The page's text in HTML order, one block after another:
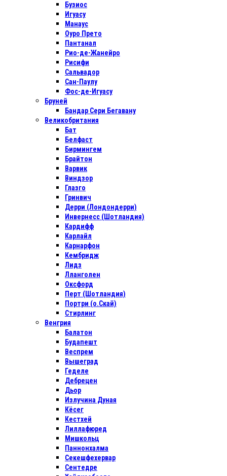
Бузиос
Игуасу
Манаус
Оуро Прето
Пантанал
Рио-де-Жанейро
Рисифи
Сальвадор
Сан-Паулу
Фос-де-Игуасу
Бруней
Бандар Сери Бегавану
Великобритания
Бат
Белфаст
Бирмингем
Брайтон
Варвик
Виндзор
Глазго
Гринвич
Дерри (Лондондерри)
Инвернесс (Шотландия)
Кардифф
Карлайл
Карнарфон
Кембридж
Лидз
Лланголен
Оксфорд
Перт (Шотландия)
Портри (о.Скай)
Стирлинг
Венгрия
Балатон
Будапешт
Веспрем
Вышеград
Геделе
Дебрецен
Дьор
Излучина Дуная
Кёсег
Кестхей
Лиллафюред
Мишкольц
Паннонхалма
Секешфехервар
Сентедре